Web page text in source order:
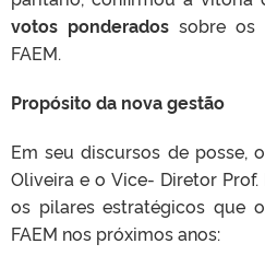
votos ponderados sobre os
FAEM.
Propósito da nova gestão
Em seu discursos de posse,
Oliveira e o Vice- Diretor Prof.
os pilares estratégicos que
FAEM nos próximos anos: